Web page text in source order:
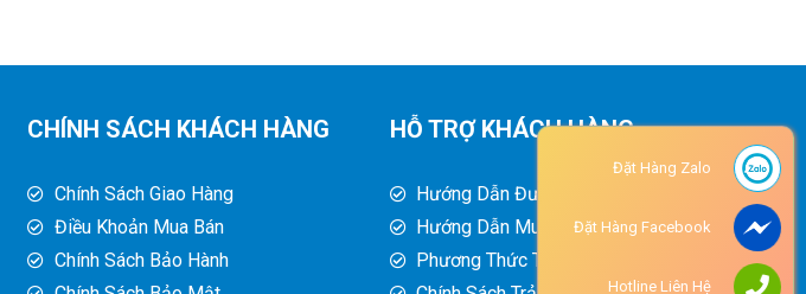
CHÍNH SÁCH KHÁCH HÀNG
Chính Sách Giao Hàng
Điều Khoản Mua Bán
Chính Sách Bảo Hành
HỖ TRỢ KHÁCH HÀNG
Hướng Dẫn Đường Đi
Hướng Dẫn Mua Hàng
Phương Thức Thanh Toán
Đặt Hàng Zalo
Đặt Hàng Facebook
Hotline Liên Hệ